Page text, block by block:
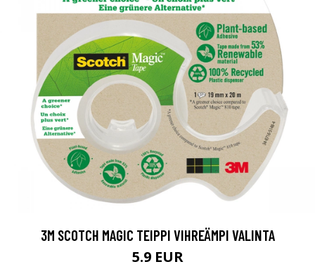
3M SCOTCH MAGIC TEIPPI VIHREÄMPI VALINTA
5.9 EUR